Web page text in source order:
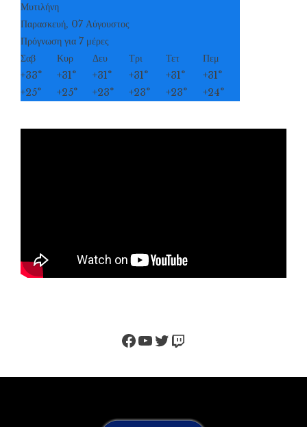
Μυτιλήνη
Παρασκευή, 07 Αύγουστος
Πρόγνωση για 7 μέρες
Σαβ
Κυρ Δευ Τρι Τετ
Πεμ
+33° +31° +31° +31° +31° +31°
+25° +25° +23° +23° +23° +24°
Facebook
YouTube
Twitter
Twitch